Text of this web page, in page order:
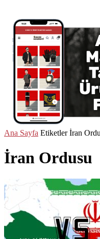
Ana Sayfa Etiketler İran
İran Ordusu